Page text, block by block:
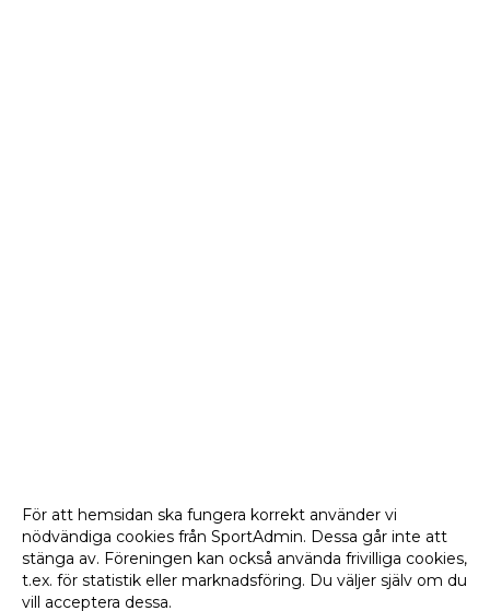
För att hemsidan ska fungera korrekt använder vi
nödvändiga cookies från SportAdmin. Dessa går inte att
stänga av. Föreningen kan också använda frivilliga cookies,
t.ex. för statistik eller marknadsföring. Du väljer själv om du
vill acceptera dessa.